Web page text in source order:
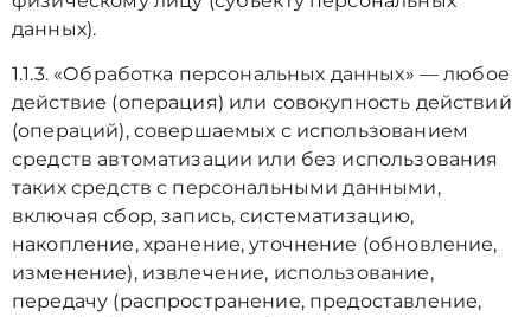
данных).
1.1.3. «Обработка персональных данных» — любое
действие (операция) или совокупность действий
(операций), совершаемых с использованием
средств автоматизации или без использования
таких средств с персональными данными,
включая сбор, запись, систематизацию,
накопление, хранение, уточнение (обновление,
изменение), извлечение, использование,
передачу (распространение, предоставление,